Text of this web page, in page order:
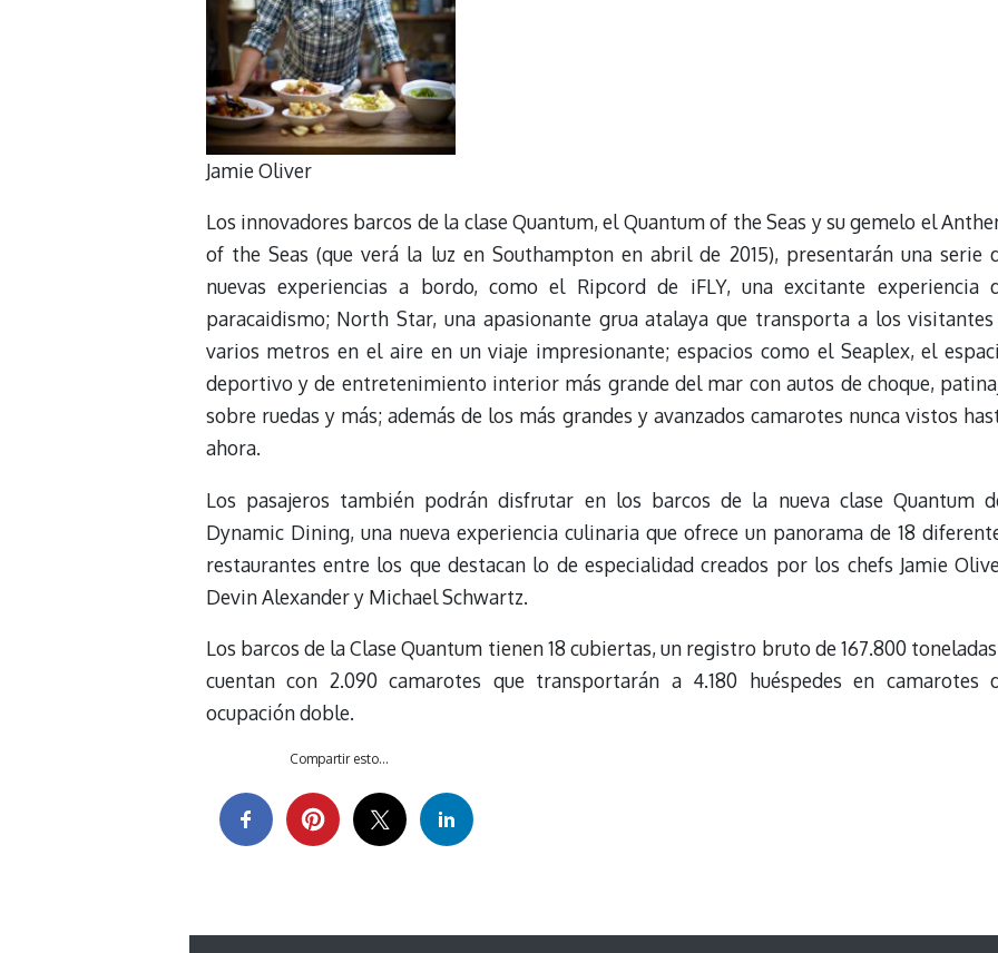
Jamie Oliver
Los innovadores barcos de la clase Quantum, el Quantum of the Seas y su gemelo el
of the Seas (que verá la luz en Southampton en abril de 2015), presentarán una serie
nuevas experiencias a bordo, como el Ripcord de iFLY, una excitante experiencia
paracaidismo; North Star, una apasionante grua atalaya que transporta a los
varios metros en el aire en un viaje impresionante; espacios como el Seaplex, el
deportivo y de entretenimiento interior más grande del mar con autos de choque,
sobre ruedas y más; además de los más grandes y avanzados camarotes nunca vistos
ahora.
Los pasajeros también podrán disfrutar en los barcos de la nueva clase Quantum
Dynamic Dining, una nueva experiencia culinaria que ofrece un panorama de 18
restaurantes entre los que destacan lo de especialidad creados por los chefs Jamie
Devin Alexander y Michael Schwartz.
Los barcos de la Clase Quantum tienen 18 cubiertas, un registro bruto de 167.800
cuentan con 2.090 camarotes que transportarán a 4.180 huéspedes en camarotes
ocupación doble.
Compartir esto...